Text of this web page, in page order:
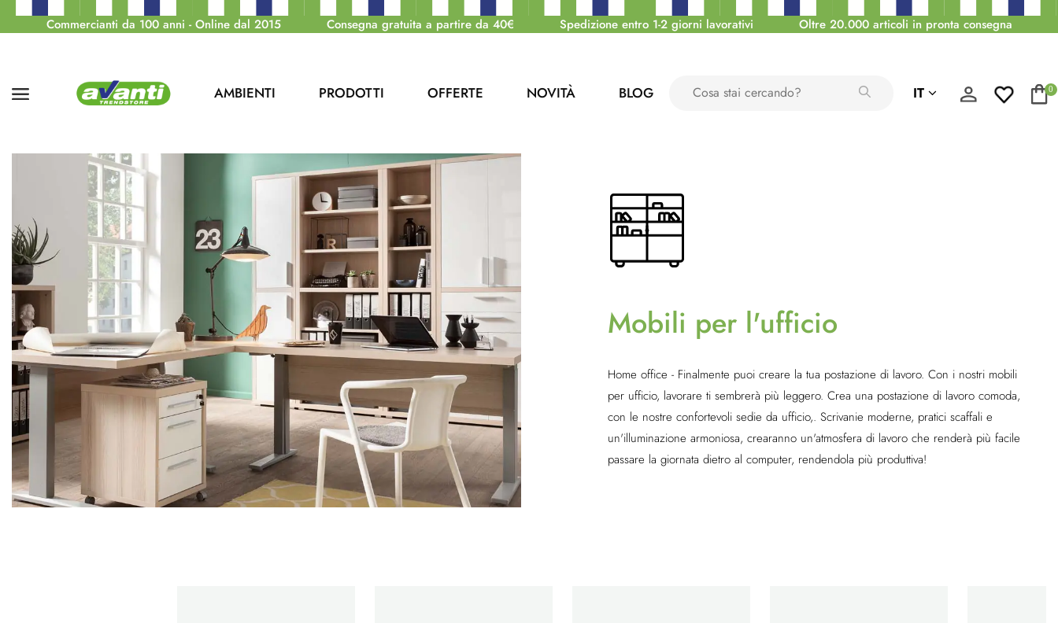
Commercianti da 100 anni - Online dal 2015 Consegna gratuita a partire da 40€ Spedizione entro 1-2 giorni lavorativi Oltre 20.000 articoli in pronta consegna
AMBIENTI PRODOTTI OFFERTE NOVITÀ BLOG IT 0
Mobili per l'ufficio
Home office - Finalmente puoi creare la tua postazione di lavoro. Con i nostri mobili
per ufficio, lavorare ti sembrerà più leggero. Crea una postazione di lavoro comoda,
con le nostre confortevoli sedie da ufficio,. Scrivanie moderne, pratici scaffali e
un'illuminazione armoniosa, crearanno un'atmosfera di lavoro che renderà più facile
passare la giornata dietro al computer, rendendola più produttiva!